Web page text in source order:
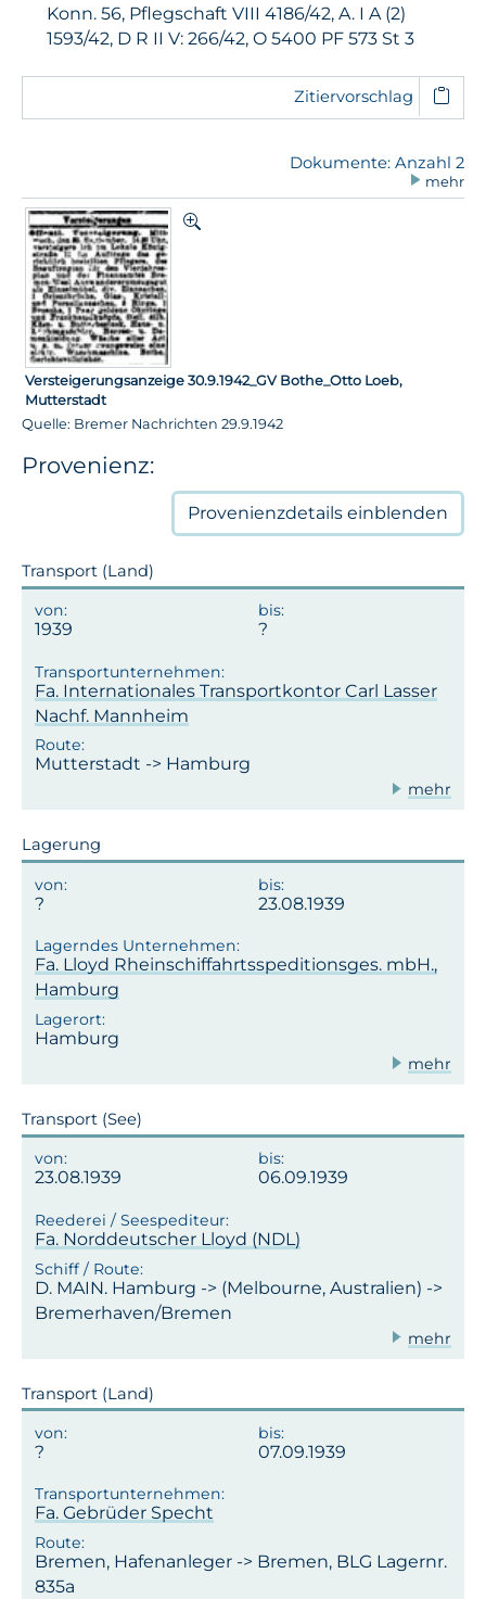
Konn. 56, Pflegschaft VIII 4186/42, A. I A (2)
1593/42, D R II V: 266/42, O 5400 PF 573 St 3
Zitiervorschlag
Dokumente: Anzahl 2
mehr
Versteigerungsanzeige 30.9.1942_GV Bothe_Otto Loeb,
Mutterstadt
Quelle: Bremer Nachrichten 29.9.1942
Provenienz:
Provenienzdetails einblenden
Transport (Land)
1939
Fa. Internationales Transportkontor Carl Lasser
Nachf. Mannheim
Mutterstadt -> Hamburg
mehr
Lagerung
23.08.1939
Fa. Lloyd Rheinschiffahrtsspeditionsges. mbH.,
Hamburg
Hamburg
mehr
Transport (See)
23.08.1939 06.09.1939
Fa. Norddeutscher Lloyd (NDL)
D. MAIN. Hamburg -> (Melbourne, Australien) ->
Bremerhaven/Bremen
mehr
Transport (Land)
07.09.1939
Fa. Gebrüder Specht
Bremen, Hafenanleger -> Bremen, BLG Lagernr.
835a